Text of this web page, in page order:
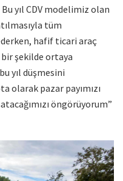
yıl CDV modelimiz olan
tüm
hafif ticari araç
bir şekilde ortaya
yıl düşmesini
olarak pazar payımızı
öngörüyorum”